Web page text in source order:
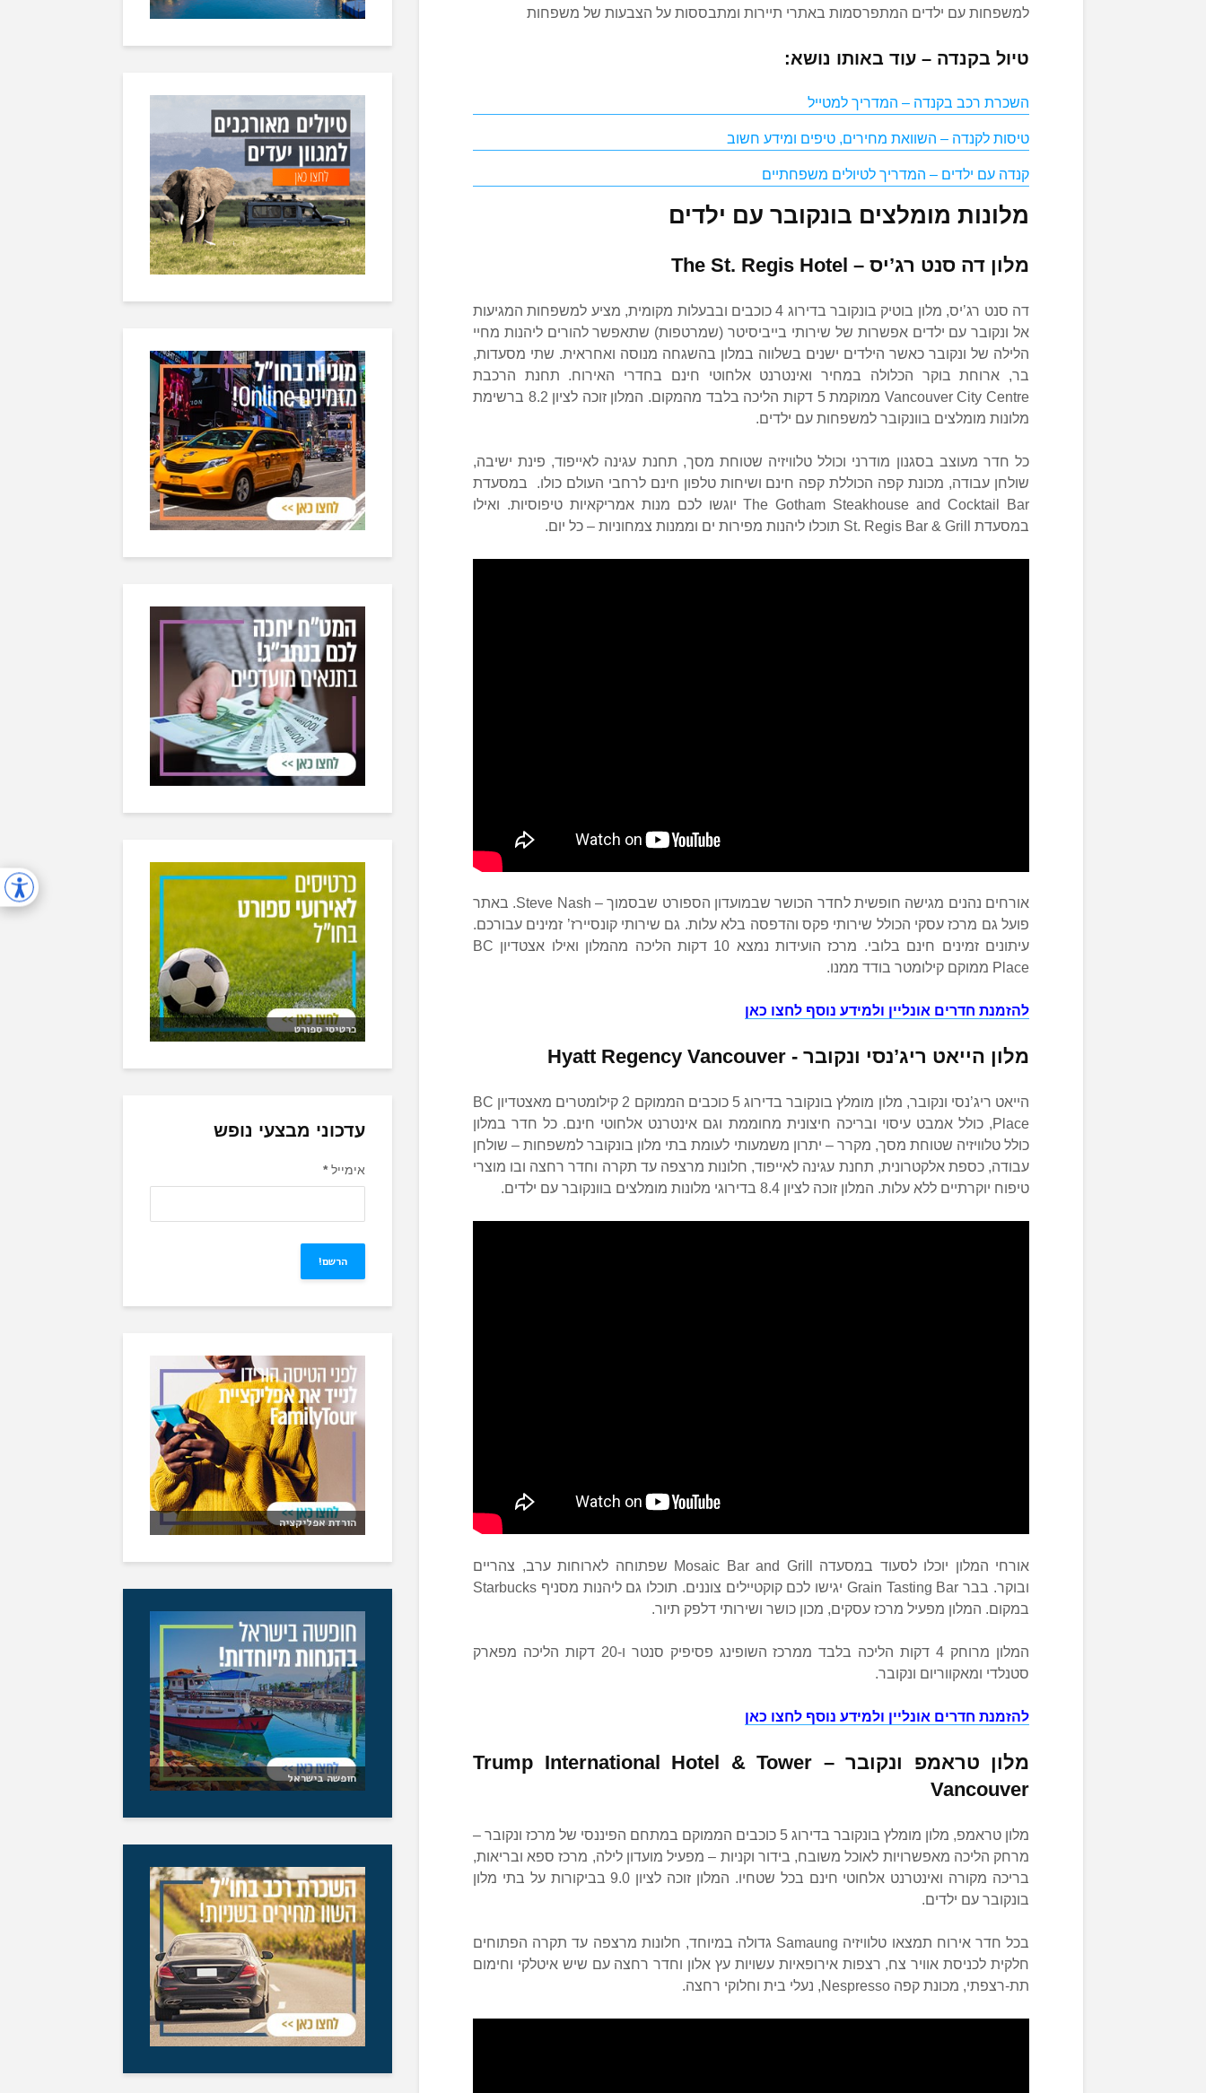
למשפחות עם ילדים המתפרסמות באתרי תיירות ומתבססות על הצבעות של משפחות
טיול בקנדה – עוד באותו נושא:
השכרת רכב בקנדה – המדריך למטייל
טיסות לקנדה – השוואת מחירים, טיפים ומידע חשוב
קנדה עם ילדים – המדריך לטיולים משפחתיים
מלונות מומלצים בונקובר עם ילדים
מלון דה סנט רג’יס –
The St. Regis Hotel
דה סנט רג’יס, מלון בוטיק בונקובר בדירוג 4 כוכבים ובבעלות מקומית, מציע למשפחות המגיעות
אל ונקובר עם ילדים אפשרות של שירותי בייביסיטר (שמרטפות) שתאפשר להורים ליהנות מחיי
הלילה של ונקובר כאשר הילדים ישנים בשלווה במלון בהשגחה מנוסה ואחראית. שתי מסעדות,
בר, ארוחת בוקר הכלולה במחיר ואינטרנט אלחוטי חינם בחדרי האירוח. תחנת הרכבת
Vancouver City Centre ממוקמת 5 דקות הליכה בלבד מהמקום. המלון זוכה לציון 8.2 ברשימת
מלונות מומלצים בוונקובר למשפחות עם ילדים.
כל חדר מעוצב בסגנון מודרני וכולל טלוויזיה שטוחת מסך, תחנת עגינה לאייפוד, פינת ישיבה,
שולחן עבודה, מכונת קפה הכוללת קפה חינם ושיחות טלפון חינם לרחבי העולם כולו. במסעדת
The Gotham Steakhouse and Cocktail Bar יוגשו לכם מנות אמריקאיות טיפוסיות. ואילו
במסעדת St. Regis Bar & Grill תוכלו ליהנות מפירות ים וממנות צמחוניות – כל יום.
אורחים נהנים מגישה חופשית לחדר הכושר שבמועדון הספורט שבסמוך – Steve Nash. באתר
פועל גם מרכז עסקי הכולל שירותי פקס והדפסה בלא עלות. גם שירותי קונסיירז’ זמינים עבורכם.
עיתונים זמינים חינם בלובי. מרכז הועידות נמצא 10 דקות הליכה מהמלון ואילו אצטדיון BC
Place ממוקם קילומטר בודד ממנו.
להזמנת חדרים אונליין ולמידע נוסף לחצו כאן
מלון הייאט ריג’נסי ונקובר ­-
Hyatt Regency Vancouver
הייאט ריג’נסי ונקובר, מלון מומלץ בונקובר בדירוג 5 כוכבים הממוקם 2 קילומטרים מאצטדיון BC
Place, כולל אמבט עיסוי ובריכה חיצונית מחוממת וגם אינטרנט אלחוטי חינם. כל חדר במלון
כולל טלוויזיה שטוחת מסך, מקרר – יתרון משמעותי לעומת בתי מלון בונקובר למשפחות – שולחן
עבודה, כספת אלקטרונית, תחנת עגינה לאייפוד, חלונות מרצפה עד תקרה וחדר רחצה ובו מוצרי
טיפוח יוקרתיים ללא עלות. המלון זוכה לציון 8.4 בדירוגי מלונות מומלצים בוונקובר עם ילדים.
אורחי המלון יוכלו לסעוד במסעדה Mosaic Bar and Grill שפתוחה לארוחות ערב, צהריים
ובוקר. בבר Grain Tasting Bar יגישו לכם קוקטיילים צוננים. תוכלו גם ליהנות מסניף Starbucks
במקום. המלון מפעיל מרכז עסקים, מכון כושר ושירותי דלפק תיור.
המלון מרוחק 4 דקות הליכה בלבד ממרכז השופינג פסיפיק סנטר ו-20 דקות הליכה מפארק
סטנלדי ומאקווריום ונקובר.
להזמנת חדרים אונליין ולמידע נוסף לחצו כאן
מלון טראמפ ונקובר–
Trump International Hotel & Tower
Vancouver
מלון טראמפ, מלון מומלץ בונקובר בדירוג 5 כוכבים הממוקם במתחם הפיננסי של מרכז ונקובר –
מרחק הליכה מאפשרויות לאוכל משובח, בידור וקניות – מפעיל מועדון לילה, מרכז ספא ובריאות,
בריכה מקורה ואינטרנט אלחוטי חינם בכל שטחיו. המלון זוכה לציון 9.0 בביקורות על בתי מלון
בונקובר עם ילדים.
בכל חדר אירוח תמצאו טלוויזיה Samaung גדולה במיוחד, חלונות מרצפה עד תקרה הפתוחים
חלקית לכניסת אוויר צח, רצפות אירופאיות עשויות עץ אלון וחדר רחצה עם שיש איטלקי וחימום
תת-רצפתי, מכונת קפה Nespresso, נעלי בית וחלוקי רחצה.
כרטיסי ספורט
עדכוני מבצעי נופש
אימייל*
הורדת אפליקציה
חופשה בישראל